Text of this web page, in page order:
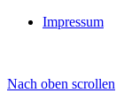
Impressum
Nach oben scrollen